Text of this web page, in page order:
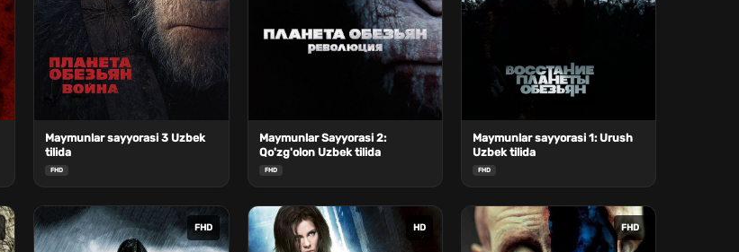
Maymunlar sayyorasi 3 Uzbek
tilida
FHD
Maymunlar Sayyorasi 2:
Qo'zg'olon Uzbek tilida
FHD
Maymunlar sayyorasi 1: Urush
Uzbek tilida
FHD
FHD HD FHD